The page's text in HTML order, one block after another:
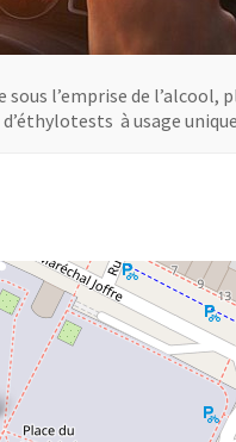
l’emprise de l’alcool,
à usage